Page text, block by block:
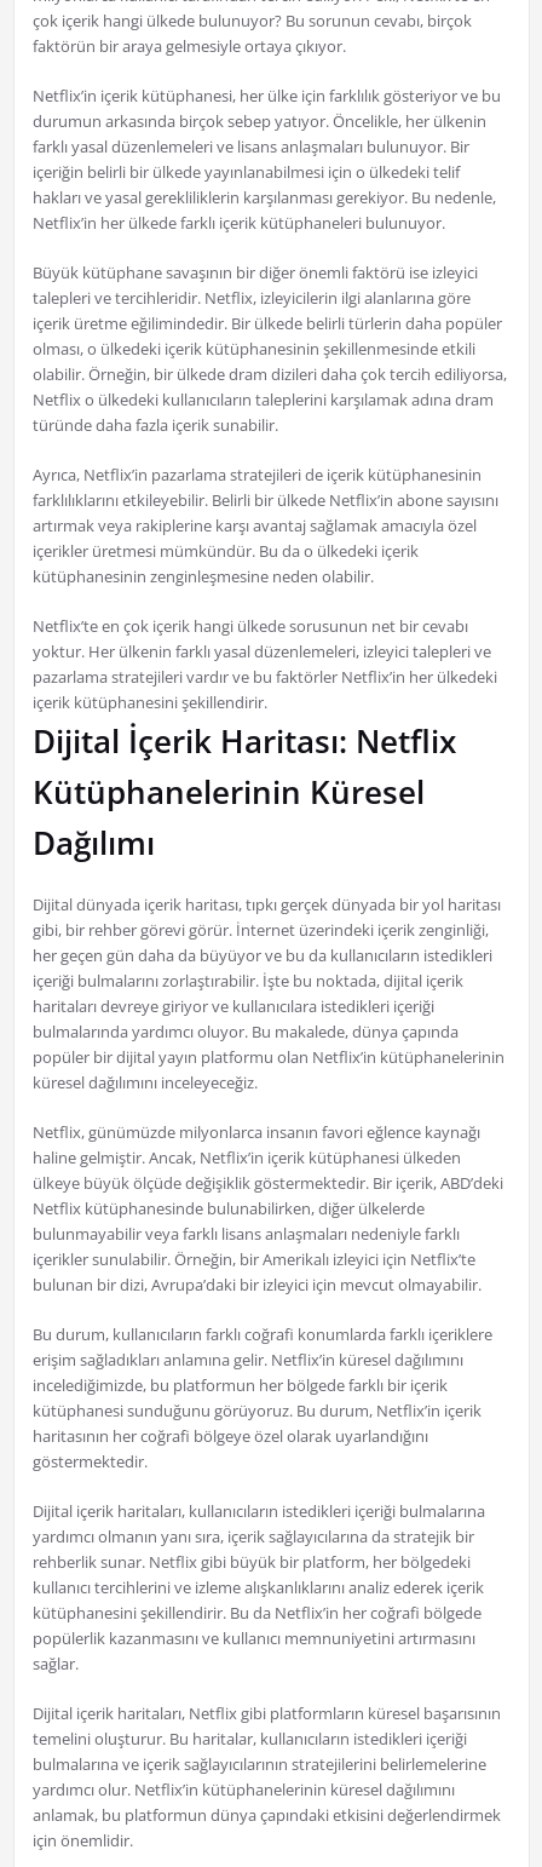
çok içerik hangi ülkede bulunuyor? Bu sorunun cevabı, birçok
faktörün bir araya gelmesiyle ortaya çıkıyor.
Netflix’in içerik kütüphanesi, her ülke için farklılık gösteriyor ve bu
durumun arkasında birçok sebep yatıyor. Öncelikle, her ülkenin
farklı yasal düzenlemeleri ve lisans anlaşmaları bulunuyor. Bir
içeriğin belirli bir ülkede yayınlanabilmesi için o ülkedeki telif
hakları ve yasal gerekliliklerin karşılanması gerekiyor. Bu nedenle,
Netflix’in her ülkede farklı içerik kütüphaneleri bulunuyor.
Büyük kütüphane savaşının bir diğer önemli faktörü ise izleyici
talepleri ve tercihleridir. Netflix, izleyicilerin ilgi alanlarına göre
içerik üretme eğilimindedir. Bir ülkede belirli türlerin daha popüler
olması, o ülkedeki içerik kütüphanesinin şekillenmesinde etkili
olabilir. Örneğin, bir ülkede dram dizileri daha çok tercih ediliyorsa,
Netflix o ülkedeki kullanıcıların taleplerini karşılamak adına dram
türünde daha fazla içerik sunabilir.
Ayrıca, Netflix’in pazarlama stratejileri de içerik kütüphanesinin
farklılıklarını etkileyebilir. Belirli bir ülkede Netflix’in abone sayısını
artırmak veya rakiplerine karşı avantaj sağlamak amacıyla özel
içerikler üretmesi mümkündür. Bu da o ülkedeki içerik
kütüphanesinin zenginleşmesine neden olabilir.
Netflix’te en çok içerik hangi ülkede sorusunun net bir cevabı
yoktur. Her ülkenin farklı yasal düzenlemeleri, izleyici talepleri ve
pazarlama stratejileri vardır ve bu faktörler Netflix’in her ülkedeki
içerik kütüphanesini şekillendirir.
Dijital İçerik Haritası: Netflix
Kütüphanelerinin Küresel
Dağılımı
Dijital dünyada içerik haritası, tıpkı gerçek dünyada bir yol haritası
gibi, bir rehber görevi görür. İnternet üzerindeki içerik zenginliği,
her geçen gün daha da büyüyor ve bu da kullanıcıların istedikleri
içeriği bulmalarını zorlaştırabilir. İşte bu noktada, dijital içerik
haritaları devreye giriyor ve kullanıcılara istedikleri içeriği
bulmalarında yardımcı oluyor. Bu makalede, dünya çapında
popüler bir dijital yayın platformu olan Netflix’in kütüphanelerinin
küresel dağılımını inceleyeceğiz.
Netflix, günümüzde milyonlarca insanın favori eğlence kaynağı
haline gelmiştir. Ancak, Netflix’in içerik kütüphanesi ülkeden
ülkeye büyük ölçüde değişiklik göstermektedir. Bir içerik, ABD’deki
Netflix kütüphanesinde bulunabilirken, diğer ülkelerde
bulunmayabilir veya farklı lisans anlaşmaları nedeniyle farklı
içerikler sunulabilir. Örneğin, bir Amerikalı izleyici için Netflix’te
bulunan bir dizi, Avrupa’daki bir izleyici için mevcut olmayabilir.
Bu durum, kullanıcıların farklı coğrafi konumlarda farklı içeriklere
erişim sağladıkları anlamına gelir. Netflix’in küresel dağılımını
incelediğimizde, bu platformun her bölgede farklı bir içerik
kütüphanesi sunduğunu görüyoruz. Bu durum, Netflix’in içerik
haritasının her coğrafi bölgeye özel olarak uyarlandığını
göstermektedir.
Dijital içerik haritaları, kullanıcıların istedikleri içeriği bulmalarına
yardımcı olmanın yanı sıra, içerik sağlayıcılarına da stratejik bir
rehberlik sunar. Netflix gibi büyük bir platform, her bölgedeki
kullanıcı tercihlerini ve izleme alışkanlıklarını analiz ederek içerik
kütüphanesini şekillendirir. Bu da Netflix’in her coğrafi bölgede
popülerlik kazanmasını ve kullanıcı memnuniyetini artırmasını
sağlar.
Dijital içerik haritaları, Netflix gibi platformların küresel başarısının
temelini oluşturur. Bu haritalar, kullanıcıların istedikleri içeriği
bulmalarına ve içerik sağlayıcılarının stratejilerini belirlemelerine
yardımcı olur. Netflix’in kütüphanelerinin küresel dağılımını
anlamak, bu platformun dünya çapındaki etkisini değerlendirmek
için önemlidir.